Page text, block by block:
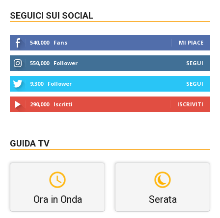
SEGUICI SUI SOCIAL
540,000 Fans MI PIACE
550,000 Follower SEGUI
9,300 Follower SEGUI
290,000 Iscritti ISCRIVITI
GUIDA TV
Ora in Onda Serata